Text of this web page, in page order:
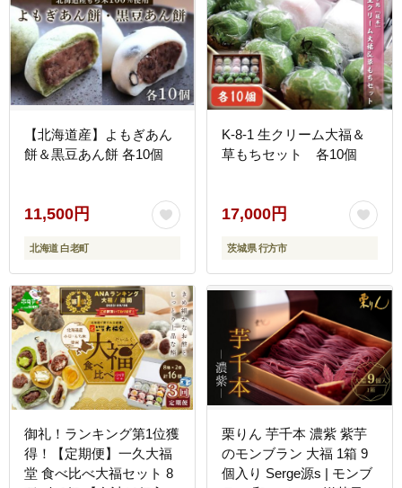
【北海道産】よもぎあん
餅＆黒豆あん餅 各10個
11,500円
北海道 白老町
K-8-1 生クリーム大福＆
草もちセット 各10個
17,000円
茨城県 行方市
御礼！ランキング第1位獲
得！【定期便】一久大福
堂 食べ比べ大福セット 8
栗りん 芋千本 濃紫 紫芋
のモンブラン 大福 1箱 9
個入り Serge源s | モンブ